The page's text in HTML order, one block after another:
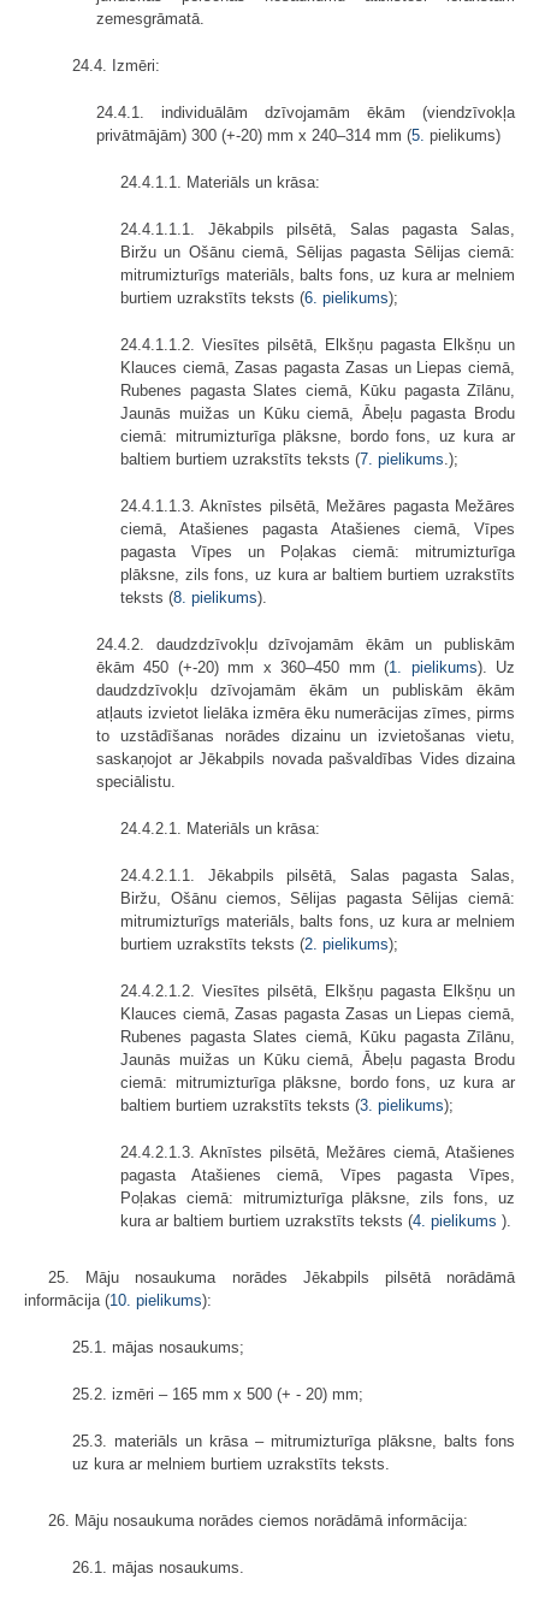
zemesgrāmatā.
24.4. Izmēri:
24.4.1. individuālām dzīvojamām ēkām (viendzīvokļa
privātmājām) 300 (+-20) mm x 240–314 mm (5. pielikums)
24.4.1.1. Materiāls un krāsa:
24.4.1.1.1. Jēkabpils pilsētā, Salas pagasta Salas,
Biržu un Ošānu ciemā, Sēlijas pagasta Sēlijas ciemā:
mitrumizturīgs materiāls, balts fons, uz kura ar melniem
burtiem uzrakstīts teksts (6. pielikums);
24.4.1.1.2. Viesītes pilsētā, Elkšņu pagasta Elkšņu un
Klauces ciemā, Zasas pagasta Zasas un Liepas ciemā,
Rubenes pagasta Slates ciemā, Kūku pagasta Zīlānu,
Jaunās muižas un Kūku ciemā, Ābeļu pagasta Brodu
ciemā: mitrumizturīga plāksne, bordo fons, uz kura ar
baltiem burtiem uzrakstīts teksts (7. pielikums .);
24.4.1.1.3. Aknīstes pilsētā, Mežāres pagasta Mežāres
ciemā, Atašienes pagasta Atašienes ciemā, Vīpes
pagasta Vīpes un Poļakas ciemā: mitrumizturīga
plāksne, zils fons, uz kura ar baltiem burtiem uzrakstīts
teksts (8. pielikums).
24.4.2. daudzdzīvokļu dzīvojamām ēkām un publiskām
ēkām 450 (+-20) mm x 360–450 mm (1. pielikums). Uz
daudzdzīvokļu dzīvojamām ēkām un publiskām ēkām
atļauts izvietot lielāka izmēra ēku numerācijas zīmes, pirms
to uzstādīšanas norādes dizainu un izvietošanas vietu,
saskaņojot ar Jēkabpils novada pašvaldības Vides dizaina
speciālistu.
24.4.2.1. Materiāls un krāsa:
24.4.2.1.1. Jēkabpils pilsētā, Salas pagasta Salas,
Biržu, Ošānu ciemos, Sēlijas pagasta Sēlijas ciemā:
mitrumizturīgs materiāls, balts fons, uz kura ar melniem
burtiem uzrakstīts teksts (2. pielikums);
24.4.2.1.2. Viesītes pilsētā, Elkšņu pagasta Elkšņu un
Klauces ciemā, Zasas pagasta Zasas un Liepas ciemā,
Rubenes pagasta Slates ciemā, Kūku pagasta Zīlānu,
Jaunās muižas un Kūku ciemā, Ābeļu pagasta Brodu
ciemā: mitrumizturīga plāksne, bordo fons, uz kura ar
baltiem burtiem uzrakstīts teksts (3. pielikums);
24.4.2.1.3. Aknīstes pilsētā, Mežāres ciemā, Atašienes
pagasta Atašienes ciemā, Vīpes pagasta Vīpes,
Poļakas ciemā: mitrumizturīga plāksne, zils fons, uz
kura ar baltiem burtiem uzrakstīts teksts (4. pielikums ).
25. Māju nosaukuma norādes Jēkabpils pilsētā norādāmā
informācija (10. pielikums):
25.1. mājas nosaukums;
25.2. izmēri – 165 mm x 500 (+ - 20) mm;
25.3. materiāls un krāsa – mitrumizturīga plāksne, balts fons
uz kura ar melniem burtiem uzrakstīts teksts.
26. Māju nosaukuma norādes ciemos norādāmā informācija:
26.1. mājas nosaukums.